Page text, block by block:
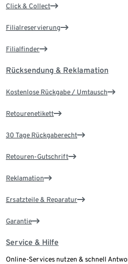
Click & Collect
Filialreservierung
Filialfinder
Rücksendung & Reklamation
Kostenlose Rückgabe / Umtausch
Retourenetikett
30 Tage Rückgaberecht
Retouren-Gutschrift
Reklamation
Ersatzteile & Reparatur
Garantie
Service & Hilfe
Online-Services nutzen & schnell